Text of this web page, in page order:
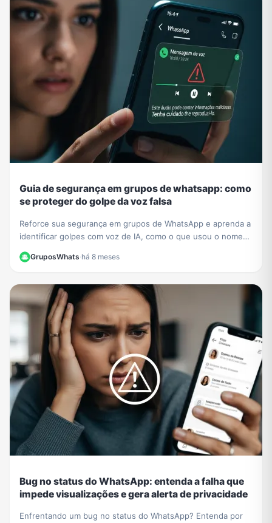
Guia de segurança em grupos de whatsapp: como
se proteger do golpe da voz falsa
Reforce sua segurança em grupos de WhatsApp e aprenda a
identificar golpes com voz de IA, como o que usou o nome
GruposWhats·há 8 meses
Bug no status do WhatsApp: entenda a falha que
impede visualizações e gera alerta de privacidade
Enfrentando um bug no status do WhatsApp? Entenda por